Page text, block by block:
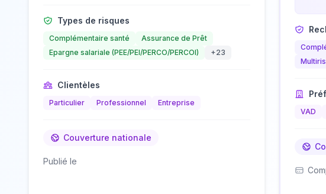
Types de risques
Complémentaire santé
Assurance de Prêt
Epargne salariale (PEE/PEI/PERCO/PERCOI)
+23
Clientèles
Particulier Professionnel Entreprise
Couverture nationale
Publié le
VAD